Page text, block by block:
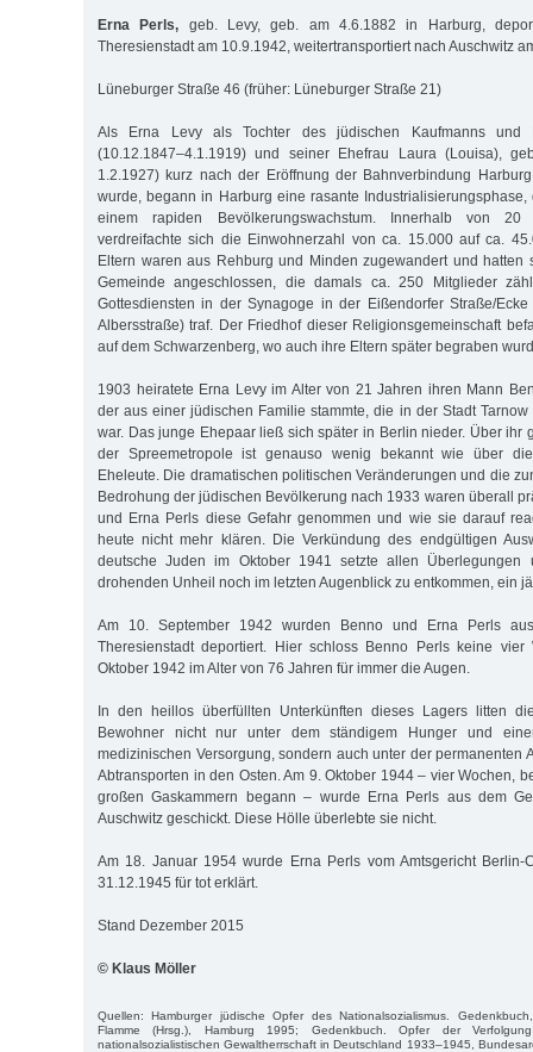
Erna Perls, geb. Levy, geb. am 4.6.1882 in Harburg,
Theresienstadt am 10.9.1942, weitertransportiert nach Auschwitz
Lüneburger Straße 46 (früher: Lüneburger Straße 21)
Als Erna Levy als Tochter des jüdischen Kaufmanns und
(10.12.1847–4.1.1919) und seiner Ehefrau Laura (Louisa),
1.2.1927) kurz nach der Eröffnung der Bahnverbindung
wurde, begann in Harburg eine rasante
einem rapiden Bevölkerungswachstum. Innerhalb von 20
verdreifachte sich die Einwohnerzahl von ca. 15.000 auf ca.
Eltern waren aus Rehburg und Minden zugewandert und hatten
Gemeinde angeschlossen, die damals ca. 250 Mitglieder
Gottesdiensten in der Synagoge in der Eißendorfer Straße/
Albersstraße) traf. Der Friedhof dieser Religionsgemeinschaft
auf dem Schwarzenberg, wo auch ihre Eltern später begraben
1903 heiratete Erna Levy im Alter von 21 Jahren ihren Mann
der aus einer jüdischen Familie stammte, die in der Stadt
war. Das junge Ehepaar ließ sich später in Berlin nieder. Über ihr
der Spreemetropole ist genauso wenig bekannt wie über
Eheleute. Die dramatischen politischen Veränderungen und die
Bedrohung der jüdischen Bevölkerung nach 1933 waren überall
und Erna Perls diese Gefahr genommen und wie sie darauf
heute nicht mehr klären. Die Verkündung des endgültigen
deutsche Juden im Oktober 1941 setzte allen Überlegungen
drohenden Unheil noch im letzten Augenblick zu entkommen, ein
Am 10. September 1942 wurden Benno und Erna Perls
Theresienstadt deportiert. Hier schloss Benno Perls keine
Oktober 1942 im Alter von 76 Jahren für immer die Augen.
In den heillos überfüllten Unterkünften dieses Lagers litten
Bewohner nicht nur unter dem ständigem Hunger und
medizinischen Versorgung, sondern auch unter der permanenten
Abtransporten in den Osten. Am 9. Oktober 1944 – vier Wochen,
großen Gaskammern begann – wurde Erna Perls aus dem
Auschwitz geschickt. Diese Hölle überlebte sie nicht.
Am 18. Januar 1954 wurde Erna Perls vom Amtsgericht Berlin-
31.12.1945 für tot erklärt.
Stand Dezember 2015
© Klaus Möller
Quellen: Hamburger jüdische Opfer des Nationalsozialismus.
Flamme (Hrsg.), Hamburg 1995; Gedenkbuch. Opfer der
nationalsozialistischen Gewaltherrschaft in Deutschland 1933–1945,